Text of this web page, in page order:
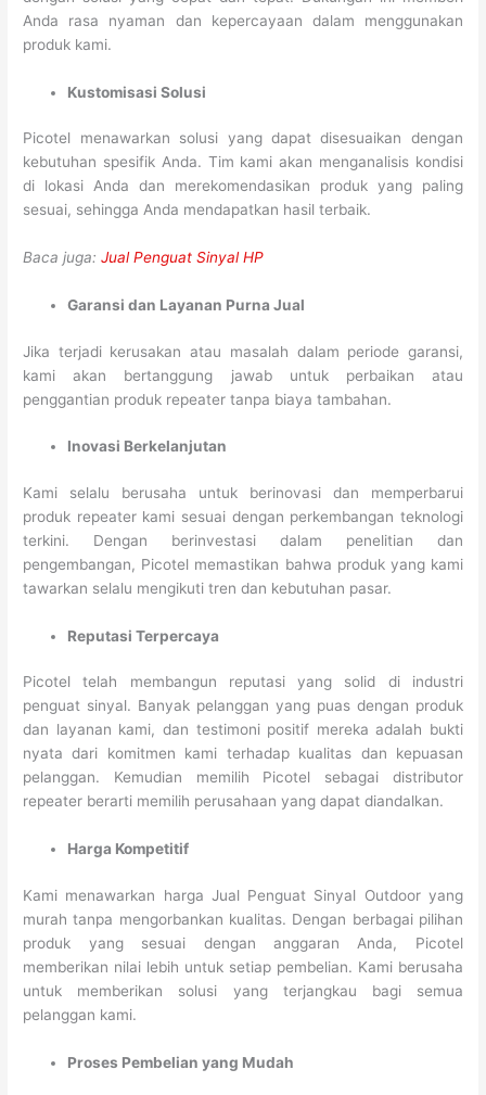
Anda rasa nyaman dan kepercayaan dalam menggunakan
produk kami.
Kustomisasi Solusi
Picotel menawarkan solusi yang dapat disesuaikan dengan
kebutuhan spesifik Anda. Tim kami akan menganalisis kondisi
di lokasi Anda dan merekomendasikan produk yang paling
sesuai, sehingga Anda mendapatkan hasil terbaik.
Baca juga:Jual Penguat Sinyal HP
Garansi dan Layanan Purna Jual
Jika terjadi kerusakan atau masalah dalam periode garansi,
kami akan bertanggung jawab untuk perbaikan atau
penggantian produk repeater tanpa biaya tambahan.
Inovasi Berkelanjutan
Kami selalu berusaha untuk berinovasi dan memperbarui
produk repeater kami sesuai dengan perkembangan teknologi
terkini. Dengan berinvestasi dalam penelitian dan
pengembangan, Picotel memastikan bahwa produk yang kami
tawarkan selalu mengikuti tren dan kebutuhan pasar.
Reputasi Terpercaya
Picotel telah membangun reputasi yang solid di industri
penguat sinyal. Banyak pelanggan yang puas dengan produk
dan layanan kami, dan testimoni positif mereka adalah bukti
nyata dari komitmen kami terhadap kualitas dan kepuasan
pelanggan. Kemudian memilih Picotel sebagai distributor
repeater berarti memilih perusahaan yang dapat diandalkan.
Harga Kompetitif
Kami menawarkan harga Jual Penguat Sinyal Outdoor yang
murah tanpa mengorbankan kualitas. Dengan berbagai pilihan
produk yang sesuai dengan anggaran Anda, Picotel
memberikan nilai lebih untuk setiap pembelian. Kami berusaha
untuk memberikan solusi yang terjangkau bagi semua
pelanggan kami.
Proses Pembelian yang Mudah